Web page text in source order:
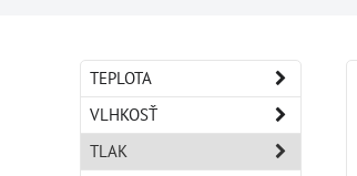
TEPLOTA
VLHKOSŤ
TLAK